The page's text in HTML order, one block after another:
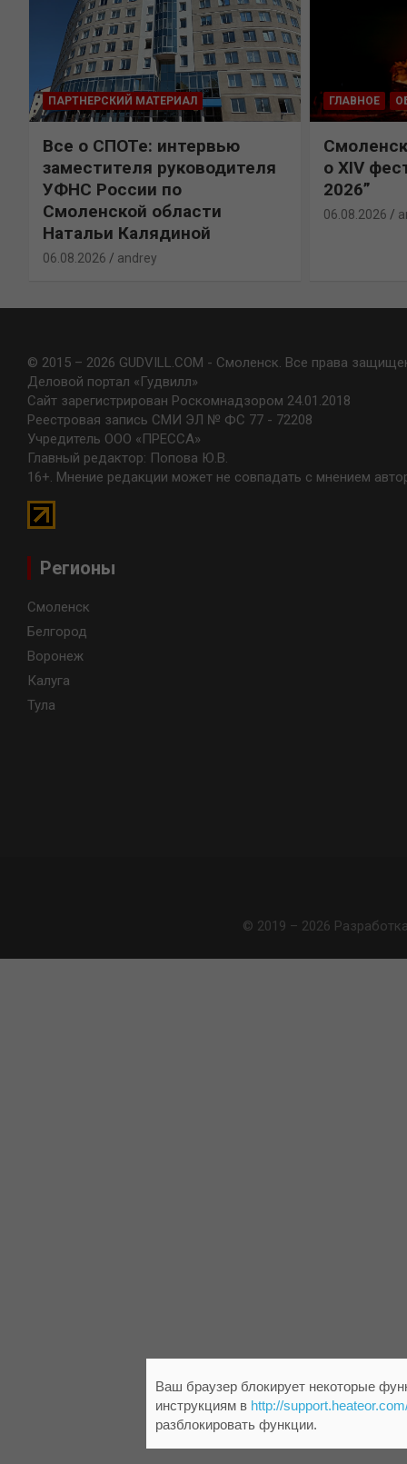
ГЛАВНОЕ ОБЩЕСТВО
Смоленск тысячу лет назад:
о XIV фестивале “Гнездово
2026”
06.08.2026 andrey
ОБЩЕСТВО
удобной
06.08.2026
© 2015 – 2026 GUDVILL.COM - Смоленск. Все права
Деловой портал «Гудвилл»
Сайт зарегистрирован Роскомнадзором 24.01.2018
Реестровая запись СМИ ЭЛ № ФС 77 - 72208
Учредитель ООО «ПРЕССА»
Главный редактор: Попова Ю.В.
16+. Мнение редакции может не совпадать с мнением
Регионы
Смоленск
Белгород
Воронеж
Калуга
Тула
© 2019 – 2026
Ваш браузер блокирует некоторые
инструкциям в http://
разблокировать функции.